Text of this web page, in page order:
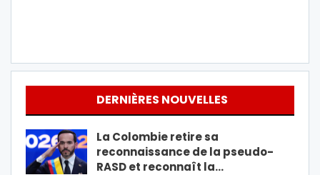
DERNIÈRES NOUVELLES
La Colombie retire sa
reconnaissance de la pseudo-
RASD et reconnaît la…